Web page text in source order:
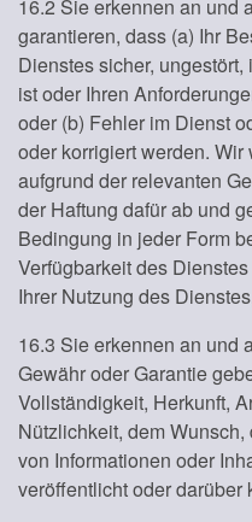
16.2 Sie erkennen an und
garantieren, dass (a) Ihr
Dienstes sicher,
ist oder Ihren
oder (b) Fehler im Dienst
oder korrigiert werden.
aufgrund der relevanten
der Haftung dafür ab und
Bedingung in jeder Form
Verfügbarkeit des
Ihrer Nutzung des
16.3 Sie erkennen an und
Gewähr oder Garantie
Vollständigkeit, Herkunft,
Nützlichkeit, dem
von Informationen oder
veröffentlicht oder darüber